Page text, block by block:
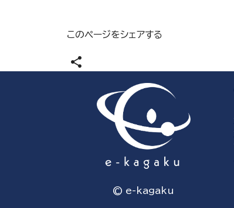
このページをシェアする
share
© e-kagaku